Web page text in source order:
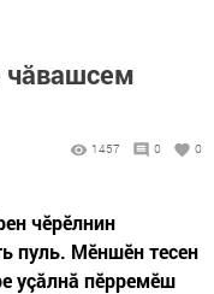
чăвашсем
1457 0 0
чӗрӗлнин
пуль. Мӗншӗн тесен
уçăлнă пӗрремӗш